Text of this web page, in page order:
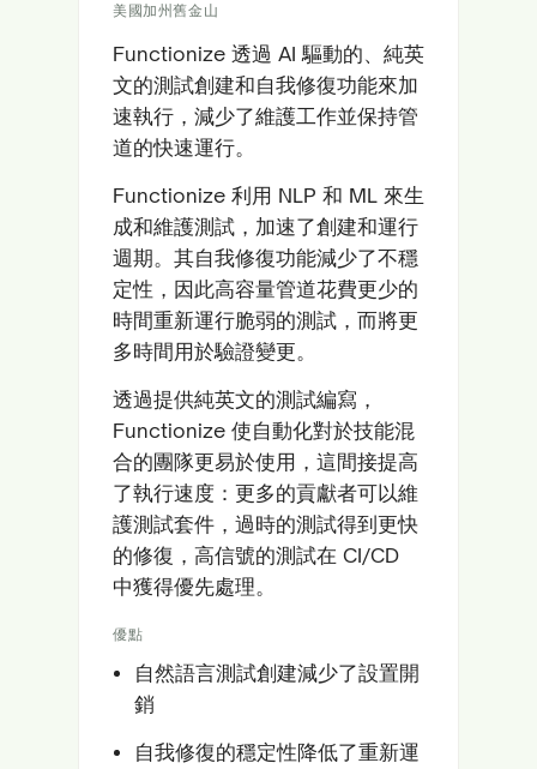
美國加州舊金山
Functionize 透過 AI 驅動的、純英
文的測試創建和自我修復功能來加
速執行，減少了維護工作並保持管
道的快速運行。
Functionize 利用 NLP 和 ML 來生
成和維護測試，加速了創建和運行
週期。其自我修復功能減少了不穩
定性，因此高容量管道花費更少的
時間重新運行脆弱的測試，而將更
多時間用於驗證變更。
透過提供純英文的測試編寫，
Functionize 使自動化對於技能混
合的團隊更易於使用，這間接提高
了執行速度：更多的貢獻者可以維
護測試套件，過時的測試得到更快
的修復，高信號的測試在 CI/CD
中獲得優先處理。
優點
自然語言測試創建減少了設置開
銷
自我修復的穩定性降低了重新運